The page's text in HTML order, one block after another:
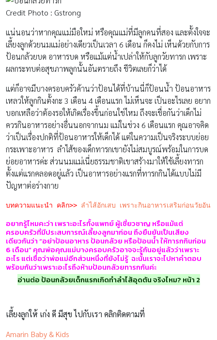
Credit Photo : Gstrong
แน่นอนว่าหากคุณแม่มือใหม่ หรือคุณแม่ที่มีลูกคนที่สอง และตั้งใจจะ
เลี้ยงลูกด้วยนมแม่อย่างเดียวเป็นเวลา 6 เดือน ก็คงไม่ เห็นด้วยกับการ
ป้อนกล้วยบด อาหารบด หรือแม้แต่น้ำเปล่าให้กับลูกวัยทารก เพราะ
ผลกระทบต่อสุขภาพลูกนั้นอันตรายถึง ชีวิตเลยก็ว่าได้
แต่ก็อาจมีบางครอบครัวค้านว่าป้อนได้ที่บ้านนี่ก็ป้อนน้ำ ป้อนอาหาร
เหลวให้ลูกกินตั้งกะ 3 เดือน 4 เดือนแรก ไม่เห็นจะ เป็นอะไรเลย อยาก
บอกเหลือว่าต้องรอให้เกิดเรื่องขึ้นก่อนใช่ไหม ถึงจะเชื่อกันว่าเด็กไม่
ควรกินอาหารอย่างอื่นนอกจากนม แม่ในช่วง 6 เดือนแรก คุณอาจคิด
ว่าเป็นเรื่องปกติที่ป้อนอาหารให้เด็กได้ แต่ในความเป็นจริงระบบย่อย
กระเพาะอาหาร ลำไส้ของเด็กทารกเขายังไม่สมบูรณ์พร้อมในการบด
ย่อยอาหารค่ะ ส่วนนมแม่เนี่ยธรรมชาติเขาสร้างมาให้ใช้เลี้ยงทารก
ตั้งแต่แรกคลอดอยู่แล้ว เป็นอาหารอย่างแรกที่ทารกกินได้แบบไม่มี
ปัญหาต่อร่างกาย
บทความแนะนำ คลิก>> ลำไส้อักเสบ เพราะกินอาหารเสริมก่อนวัยอันค
อยากรู้ไหมคะว่า เพราะอะไรทั้งแพทย์ ผู้เชี่ยวชาญ หรือแม้แต่
ครอบครัวที่มีประสบการณ์เลี้ยงลูกมาก่อน ถึงยืนยันเป็นเสียง
เดียวกันว่า “อย่าป้อนอาหาร ป้อนกล้วย หรือป้อนน้ำ ให้ทารกกินก่อน
6 เดือน” คุณพ่อคุณแม่บางครอบครัวอาจจะรู้กันอยู่แล้วว่าเพราะ
อะไร แต่เชื่อว่าพ่อแม่อีกส่วนหนึ่งที่ยังไม่รู้ ฉะนั้นเราจะไปหาคำตอบ
พร้อมกันว่าเพราะอะไรถึงห้ามป้อนกล้วยทารกกันค่ะ
อ่านต่อ ป้อนกล้วยเด็กแรกเกิดทำลำไส้อุดตัน จริงไหม? หน้า 2
เลี้ยงลูกให้ เก่ง ดี มีสุข ไปกับเรา คลิกติดตามที่
Amarin Baby & Kids